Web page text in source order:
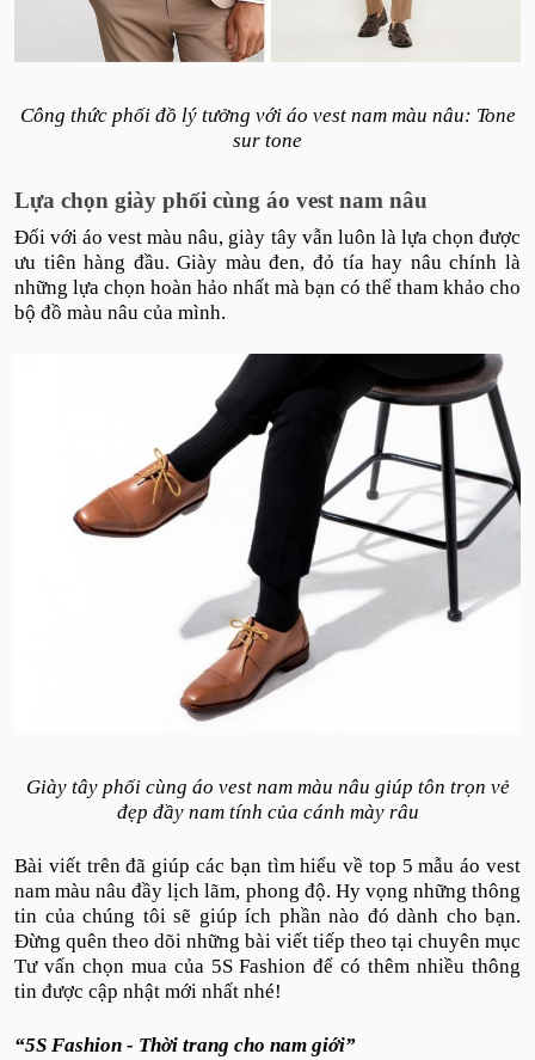
Công thức phối đồ lý tưởng với áo vest nam màu nâu: Tone
sur tone
Lựa chọn giày phối cùng áo vest nam nâu
Đối với áo vest màu nâu, giày tây vẫn luôn là lựa chọn được
ưu tiên hàng đầu. Giày màu đen, đỏ tía hay nâu chính là
những lựa chọn hoàn hảo nhất mà bạn có thể tham khảo cho
bộ đồ màu nâu của mình.
Giày tây phối cùng áo vest nam màu nâu giúp tôn trọn vẻ
đẹp đầy nam tính của cánh mày râu
Bài viết trên đã giúp các bạn tìm hiểu về top 5 mẫu áo vest
nam màu nâu đầy lịch lãm, phong độ. Hy vọng những thông
tin của chúng tôi sẽ giúp ích phần nào đó dành cho bạn.
Đừng quên theo dõi những bài viết tiếp theo tại chuyên mục
Tư vấn chọn mua của 5S Fashionđể có thêm nhiều thông
tin được cập nhật mới nhất nhé!
“5S Fashion - Thời trang cho nam giới”